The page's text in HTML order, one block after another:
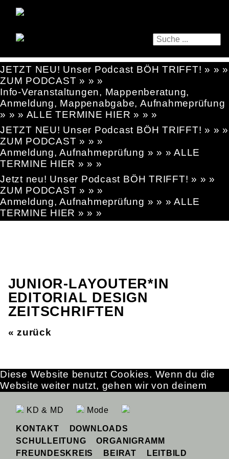
JETZT NEU! Unser Podcast BÖH TRIFFT! » » »
ZUM PODCAST » » »
Info-Veranstaltungen, Mappenberatung,
Anmeldung, Mappenabgabe, Aufnahmeprüfung
» » » ALLE TERMINE HIER » » »
JETZT NEU! Unser Podcast BÖH TRIFFT! » » »
ZUM PODCAST » » »
Anmeldung, Aufnahmeprüfung » » » ALLE
TERMINE HIER » » »
Jetzt neu! Unser Podcast BÖH TRIFFT! » » »
ZUM PODCAST » » »
Anmeldung, Aufnahmeprüfung » » » ALLE
TERMINE HIER » » »
JUNIOR-LAYOUTER*IN
EDITORIAL DESIGN
ZEITSCHRIFTEN
« zurück
KD & MD Mode
KONTAKT
DOWNLOADS
SCHULLEITUNG
ORGANIGRAMM
FREUNDESKREIS
BEIRAT LEITBILD
Diese Website benutzt Cookies. Wenn du die
Website weiter nutzt, gehen wir von deinem